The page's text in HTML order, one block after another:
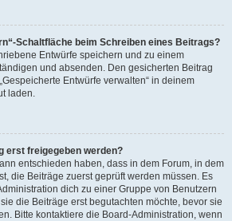
Schaltfläche beim Schreiben eines Beitrags?
Entwürfe speichern und zu einem
und absenden. Den gesicherten Beitrag
Entwürfe verwalten“ in deinem
laden.
erst freigegeben werden?
entschieden haben, dass in dem Forum, in dem
die Beiträge zuerst geprüft werden müssen. Es
dich zu einer Gruppe von Benutzern
die Beiträge erst begutachten möchte, bevor sie
Bitte kontaktiere die Board-Administration, wenn